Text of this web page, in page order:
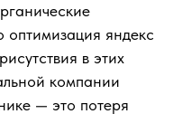
оптимизация яндекс
в этих
компании
— это потеря